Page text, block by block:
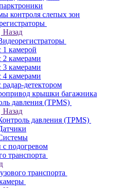
контроля слепых зон
Назад
1 камерой
2 камерами
3 камерами
4 камерами
радар-детектором
крышки багажника
давления (TPMS)
Назад
давления (TPMS)
подогревом
транспорта
транспорта